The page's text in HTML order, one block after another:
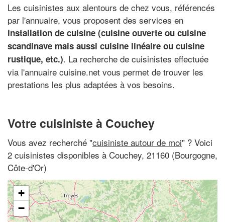
Les cuisinistes aux alentours de chez vous, référencés
par l'annuaire, vous proposent des services en
installation de cuisine (cuisine ouverte ou cuisine
scandinave mais aussi cuisine linéaire ou cuisine
rustique, etc.). La recherche de cuisinistes effectuée
via l'annuaire cuisine.net vous permet de trouver les
prestations les plus adaptées à vos besoins.
Votre cuisiniste à Couchey
Vous avez recherché "cuisiniste autour de moi" ? Voici
2 cuisinistes disponibles à Couchey, 21160 (Bourgogne,
Côte-d'Or)
+
−